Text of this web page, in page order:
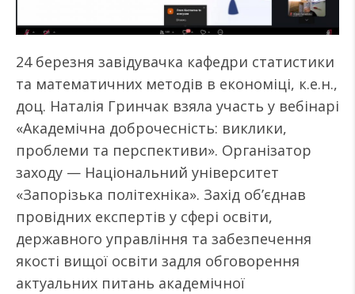
24 березня завідувачка кафедри статистики
та математичних методів в економіці, к.е.н.,
доц. Наталія Гринчак взяла участь у вебінарі
«Академічна доброчесність: виклики,
проблеми та перспективи». Організатор
заходу — Національний університет
«Запорізька політехніка». Захід об’єднав
провідних експертів у сфері освіти,
державного управління та забезпечення
якості вищої освіти задля обговорення
актуальних питань академічної